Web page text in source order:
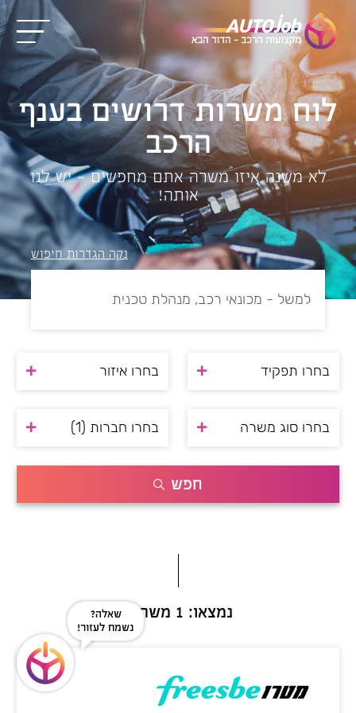
לוח משרות דרושים בענף
הרכב
לא משנה איזו משרה אתם מחפשים – יש לנו
אותה!
נקה הגדרות חיפוש
בחרו תפקיד בחרו איזור
בחרו סוג משרה בחרו חברות (1)
חפש
נמצאו: 1 משרות
שאלה?
נשמח לעזור!